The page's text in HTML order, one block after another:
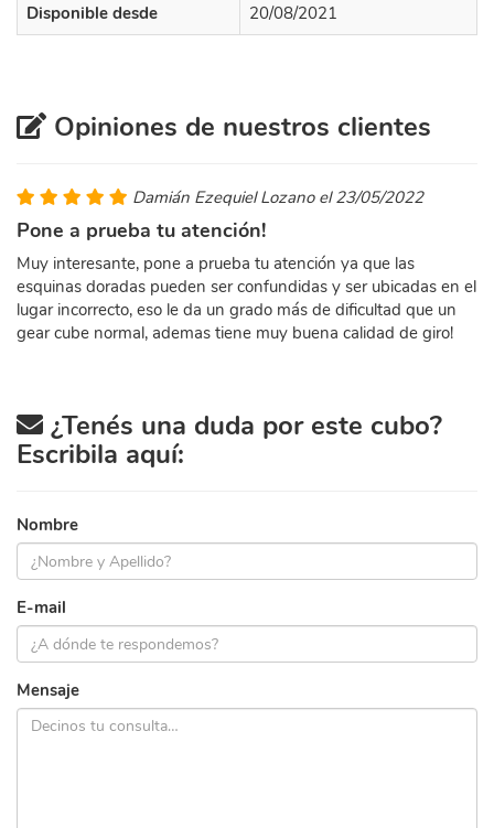
Disponible desde
20/08/2021
Opiniones de nuestros clientes
Damián Ezequiel Lozano el 23/05/2022
Pone a prueba tu atención!
Muy interesante, pone a prueba tu atención ya que las
esquinas doradas pueden ser confundidas y ser ubicadas en el
lugar incorrecto, eso le da un grado más de dificultad que un
gear cube normal, ademas tiene muy buena calidad de giro!
¿Tenés una duda por este cubo?
Escribila aquí:
Nombre
E-mail
Mensaje